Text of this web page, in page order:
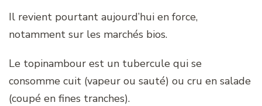
Il revient pourtant aujourd’hui en force,
notamment sur les marchés bios.
Le topinambour est un tubercule qui se
consomme cuit (vapeur ou sauté) ou cru en salade
(coupé en fines tranches).